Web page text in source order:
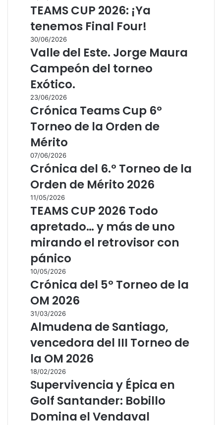
TEAMS CUP 2026: ¡Ya
tenemos Final Four!
30/06/2026
Valle del Este. Jorge Maura
Campeón del torneo
Exótico.
23/06/2026
Crónica Teams Cup 6º
Torneo de la Orden de
Mérito
07/06/2026
Crónica del 6.º Torneo de la
Orden de Mérito 2026
11/05/2026
TEAMS CUP 2026 Todo
apretado… y más de uno
mirando el retrovisor con
pánico
10/05/2026
Crónica del 5º Torneo de la
OM 2026
31/03/2026
Almudena de Santiago,
vencedora del III Torneo de
la OM 2026
18/02/2026
Supervivencia y Épica en
Golf Santander: Bobillo
Domina el Vendaval